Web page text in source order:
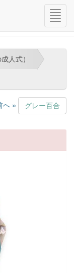
navi
式）
人式）
へ » グレー百合